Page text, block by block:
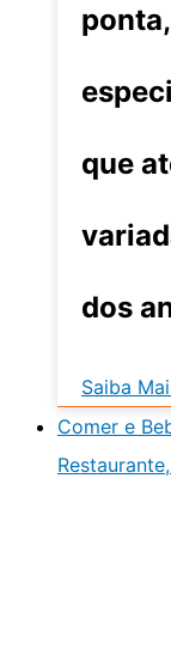
que
dos
Saiba
Comer e